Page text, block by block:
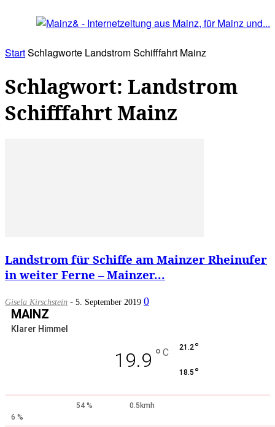
StartSchlagworte Landstrom Schifffahrt Mainz
Schlagwort: Landstrom
Schifffahrt Mainz
Landstrom für Schiffe am Mainzer Rheinufer
in weiter Ferne – Mainzer...
Gisela Kirschstein - 5. September 2019 0
MAINZ
Klarer Himmel
19.9 ° C 21.2°
18.5 °
54 %
0.5kmh
6 %